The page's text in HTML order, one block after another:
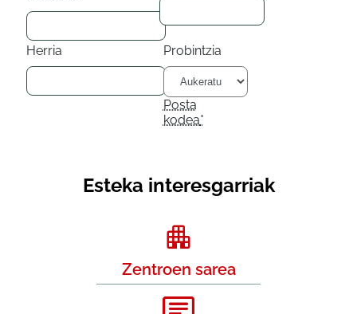
Esteka interesgarriak
Zentroen sarea